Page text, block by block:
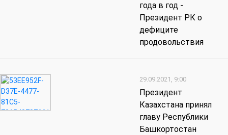
года в год -
Президент РК о
дефиците
продовольствия
29.09.2021, 9:00
Президент
Казахстана принял
главу Республики
Башкортостан